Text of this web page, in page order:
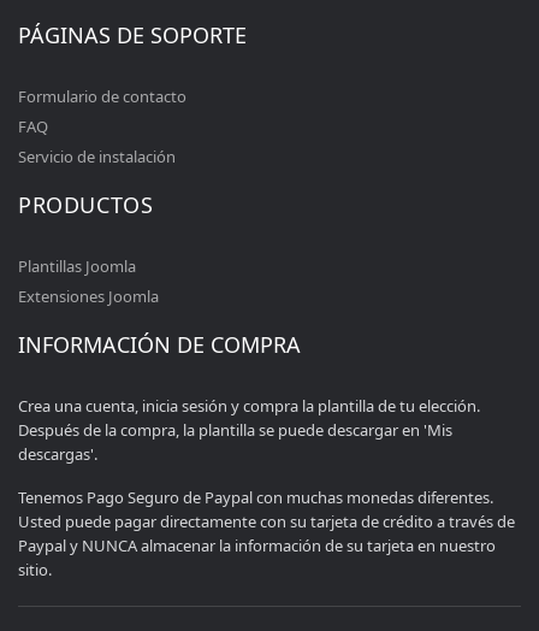
PÁGINAS DE SOPORTE
Formulario de contacto
FAQ
Servicio de instalación
PRODUCTOS
Plantillas Joomla
Extensiones Joomla
INFORMACIÓN DE COMPRA
Crea una cuenta, inicia sesión y compra la plantilla de tu elección.
Después de la compra, la plantilla se puede descargar en 'Mis
descargas'.
Tenemos Pago Seguro de Paypal con muchas monedas diferentes.
Usted puede pagar directamente con su tarjeta de crédito a través de
Paypal y NUNCA almacenar la información de su tarjeta en nuestro
sitio.